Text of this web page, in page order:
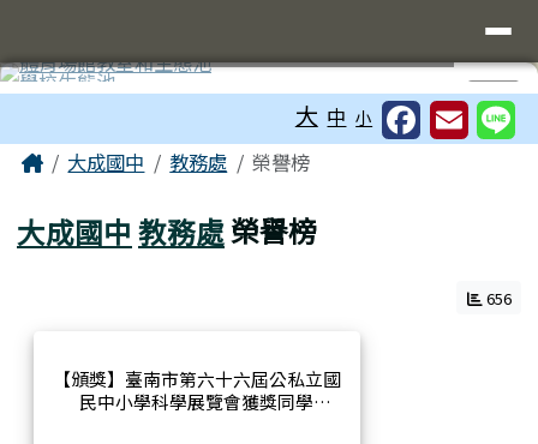
⏸
大 中 小
主內容區域
Home大成國中 教務處 榮譽榜
大成國中 教務處榮譽榜
656
【頒獎】臺南市第六十六屆公私立國
民中小學科學展覽會獲獎同學
頁尾區域